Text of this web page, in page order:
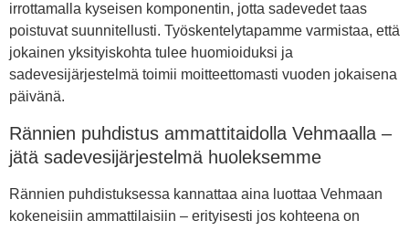
irrottamalla kyseisen komponentin, jotta sadevedet taas
poistuvat suunnitellusti. Työskentelytapamme varmistaa, että
jokainen yksityiskohta tulee huomioiduksi ja
sadevesijärjestelmä toimii moitteettomasti vuoden jokaisena
päivänä.
Rännien puhdistus ammattitaidolla Vehmaalla –
jätä sadevesijärjestelmä huoleksemme
Rännien puhdistuksessa kannattaa aina luottaa Vehmaan
kokeneisiin ammattilaisiin – erityisesti jos kohteena on